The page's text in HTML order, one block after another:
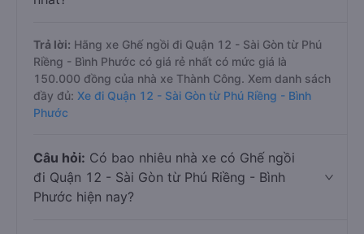
Trả lời: Hãng xe Ghế ngồi đi Quận 12 - Sài Gòn từ Phú
Riềng - Bình Phước có giá rẻ nhất có mức giá là
150.000 đồng của nhà xe Thành Công. Xem danh sách
đầy đủ: Xe đi Quận 12 - Sài Gòn từ Phú Riềng - Bình
Phước
Câu hỏi: Có bao nhiêu nhà xe có Ghế ngồi
đi Quận 12 - Sài Gòn từ Phú Riềng - Bình
Phước hiện nay?